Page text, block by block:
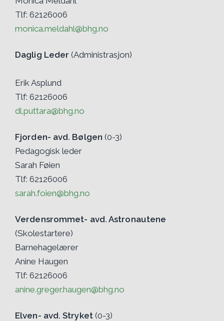
Tlf: 62126006
monica.meldahl@bhg.no
Daglig Leder (Administrasjon)
Erik Asplund
Tlf: 62126006
dl.puttara@bhg.no
Fjorden- avd. Bølgen (0-3)
Pedagogisk leder
Sarah Føien
Tlf: 62126006
sarah.foien@bhg.no
Verdensrommet- avd. Astronautene
(Skolestartere)
Barnehagelærer
Anine Haugen
Tlf: 62126006
anine.greger.haugen@bhg.no
Elven- avd. Stryket(0-3)